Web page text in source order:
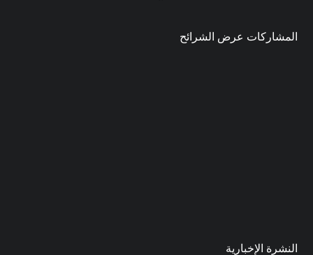
المشاركات عرض الشرائح
النشرة الإخبارية